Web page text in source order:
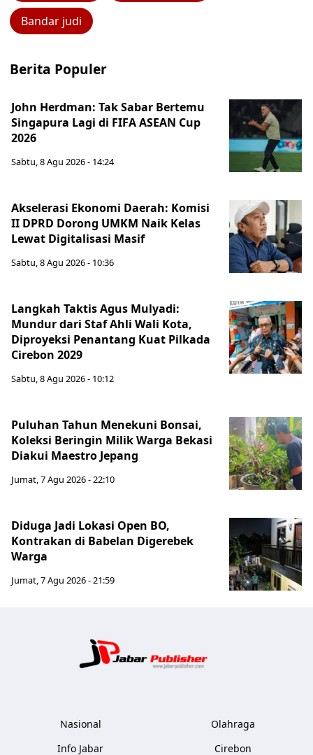
Bandar judi
Berita Populer
John Herdman: Tak Sabar Bertemu
Singapura Lagi di FIFA ASEAN Cup
2026
Sabtu, 8 Agu 2026 - 14:24
Akselerasi Ekonomi Daerah: Komisi
II DPRD Dorong UMKM Naik Kelas
Lewat Digitalisasi Masif
Sabtu, 8 Agu 2026 - 10:36
Langkah Taktis Agus Mulyadi:
Mundur dari Staf Ahli Wali Kota,
Diproyeksi Penantang Kuat Pilkada
Cirebon 2029
Sabtu, 8 Agu 2026 - 10:12
Puluhan Tahun Menekuni Bonsai,
Koleksi Beringin Milik Warga Bekasi
Diakui Maestro Jepang
Jumat, 7 Agu 2026 - 22:10
Diduga Jadi Lokasi Open BO,
Kontrakan di Babelan Digerebek
Warga
Jumat, 7 Agu 2026 - 21:59
Nasional
Info Jabar
Olahraga
Cirebon